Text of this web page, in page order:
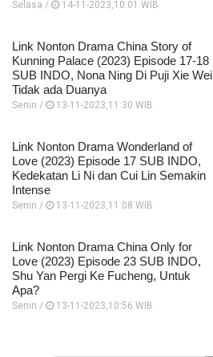
Selasa / 14-11-2023,10:01 WIB
Link Nonton Drama China Story of
Kunning Palace (2023) Episode 17-18
SUB INDO, Nona Ning Di Puji Xie Wei
Tidak ada Duanya
Senin / 13-11-2023,11:30 WIB
Link Nonton Drama Wonderland of
Love (2023) Episode 17 SUB INDO,
Kedekatan Li Ni dan Cui Lin Semakin
Intense
Senin / 13-11-2023,11:08 WIB
Link Nonton Drama China Only for
Love (2023) Episode 23 SUB INDO,
Shu Yan Pergi Ke Fucheng, Untuk
Apa?
Senin / 13-11-2023,10:56 WIB